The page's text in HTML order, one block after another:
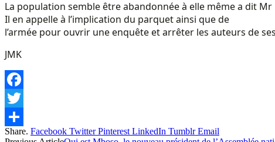
La population semble être abandonnée à elle même a dit
Il en appelle à l’implication du parquet ainsi que de
l’armée pour ouvrir une enquête et arrêter les auteurs de
JMK
Facebook
Twitter
Share
Share. Facebook Twitter Pinterest LinkedIn Tumblr Email